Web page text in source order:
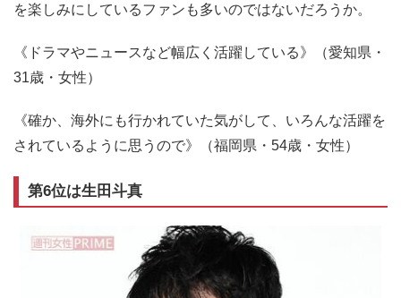
を楽しみにしているファンも多いのではないだろうか。
《ドラマやニュースなど幅広く活躍している》（愛知県・
31歳・女性）
《確か、海外にも行かれていた気がして、いろんな活躍を
されているように思うので》（福岡県・54歳・女性）
第6位は生田斗真